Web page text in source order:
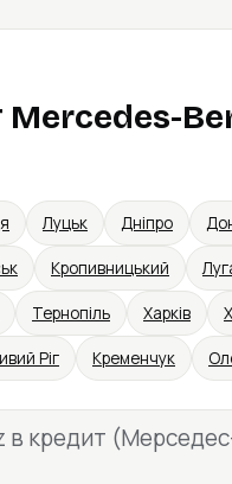
Mercedes-
Луцьк Дніпро
Кропивницький
Тернопіль Харків
Ріг Кременчук
в кредит